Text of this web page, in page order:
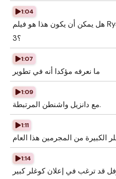
1:04
هل يمكن أن يكون هذا هو فيلم Ryan Coogler Black Panther
3؟
1:07
ما نعرفه مؤكدا أنه في تطوير
1:09
مع دانزيل واشنطن المرتبطة.
1:11
1:14
قد ترغب في إعلان كوغلر كبير